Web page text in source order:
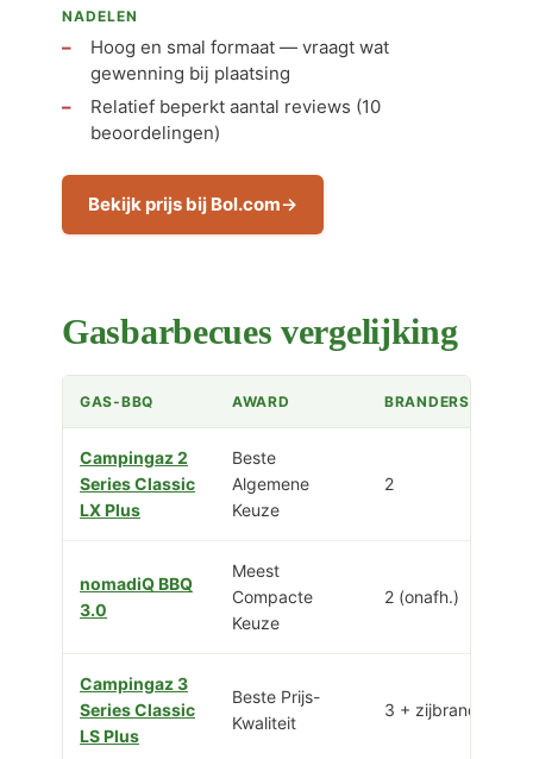
NADELEN
Hoog en smal formaat — vraagt wat
gewenning bij plaatsing
Relatief beperkt aantal reviews (10
beoordelingen)
Bekijk prijs bij Bol.com
Gasbarbecues vergelijking
GAS-BBQ AWARD BRANDERS
Campingaz 2
Series Classic
LX Plus
Beste
Algemene
Keuze
2
nomadiQ BBQ
3.0
Meest
Compacte
Keuze
2 (onafh.)
Campingaz 3
Series Classic
LS Plus
Beste Prijs-
Kwaliteit
3 + zijbrander